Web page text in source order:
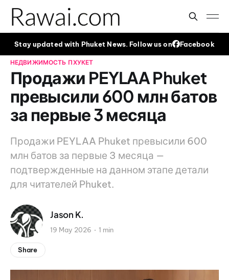
Stay updated with Phuket News. Follow us on Facebook
НЕДВИЖИМОСТЬ ПХУКЕТ
Продажи PEYLAA Phuket
превысили 600 млн батов
за первые 3 месяца
Продажи PEYLAA Phuket превысили 600
млн батов за первые 3 месяца —
подтвержденные на данном этапе детали
для читателей Phuket.
Jason K.
19 May 2026 1 min
Share